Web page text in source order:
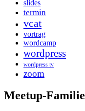
slides
termin
vcat
vortrag
wordcamp
wordpress
wordpress tv
zoom
Meetup-Familie